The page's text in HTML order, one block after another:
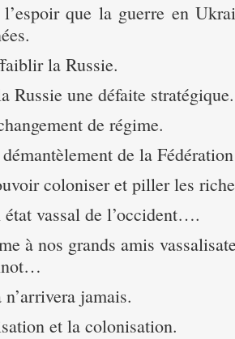
que la guerre en
la Russie.
Russie une défaite stratégique.
de régime.
de la
coloniser et piller les
état vassal de l’occident….
à nos grands amis
jamais.
et la colonisation.